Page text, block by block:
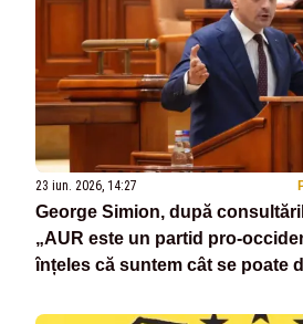
23 iun. 2026, 14:27
George Simion, după
„AUR este un partid pro-
înțeles că suntem cât se poate